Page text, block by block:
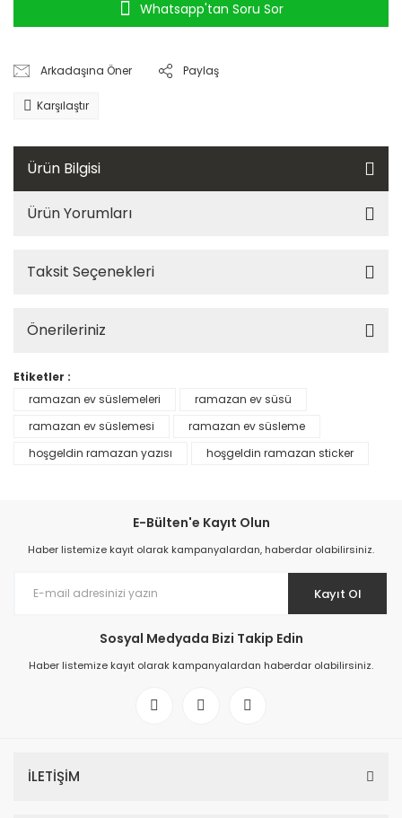
Whatsapp'tan Soru Sor
Arkadaşına Öner Paylaş
Karşılaştır
Ürün Bilgisi
Ürün Yorumları
Taksit Seçenekleri
Önerileriniz
Etiketler :
ramazan ev süslemeleri
ramazan ev süsü
ramazan ev süslemesi
ramazan ev süsleme
hoşgeldin ramazan yazısı
hoşgeldin ramazan sticker
E-Bülten'e Kayıt Olun
Haber listemize kayıt olarak kampanyalardan, haberdar olabilirsiniz.
Kayıt Ol
Sosyal Medyada Bizi Takip Edin
Haber listemize kayıt olarak kampanyalardan haberdar olabilirsiniz.
İLETİŞİM